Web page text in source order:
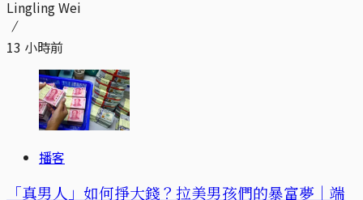
Lingling Wei
13 小時前
播客
「真男人」如何掙大錢？拉美男孩們的暴富夢｜端